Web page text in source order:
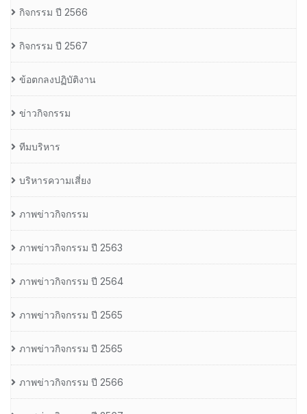
กิจกรรม ปี 2566
กิจกรรม ปี 2567
ข้อตกลงปฏิบัติงาน
ข่าวกิจกรรม
ทีมบริหาร
บริหารความเสี่ยง
ภาพข่าวกิจกรรม
ภาพข่าวกิจกรรม ปี 2563
ภาพข่าวกิจกรรม ปี 2564
ภาพข่าวกิจกรรม ปี 2565
ภาพข่าวกิจกรรม ปี 2565
ภาพข่าวกิจกรรม ปี 2566